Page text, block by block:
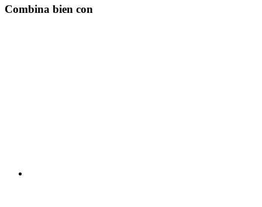
Combina bien con